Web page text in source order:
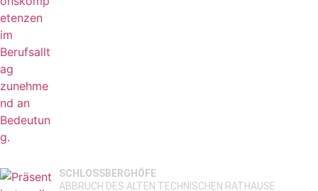
SCHLOSSBERGHÖFE
ABBRUCH DES ALTEN TECHNISCHEN RATHAUSE